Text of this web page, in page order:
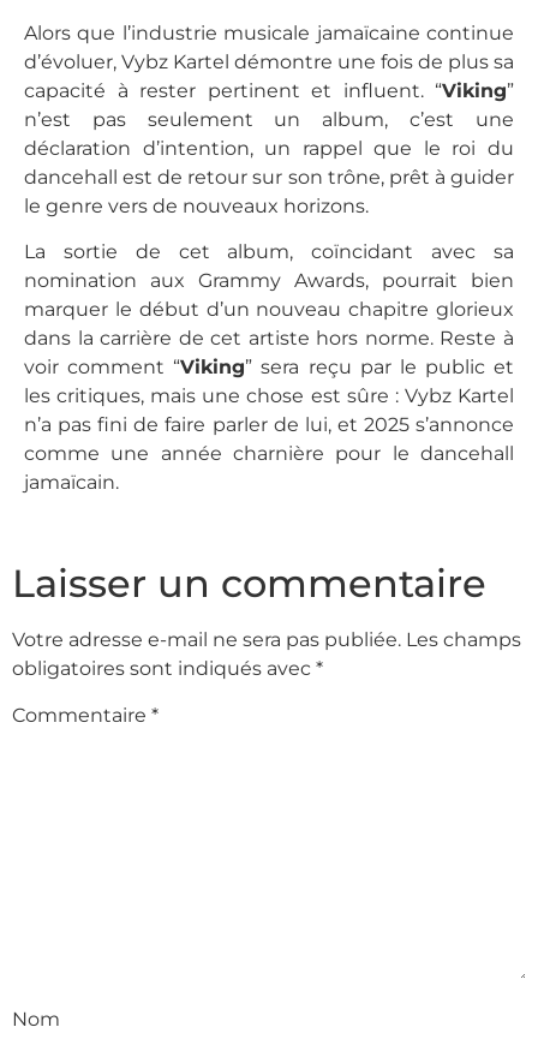
Alors que l’industrie musicale jamaïcaine continue
d’évoluer, Vybz Kartel démontre une fois de plus sa
capacité à rester pertinent et influent. “Viking”
n’est pas seulement un album, c’est une
déclaration d’intention, un rappel que le roi du
dancehall est de retour sur son trône, prêt à guider
le genre vers de nouveaux horizons.
La sortie de cet album, coïncidant avec sa
nomination aux Grammy Awards, pourrait bien
marquer le début d’un nouveau chapitre glorieux
dans la carrière de cet artiste hors norme. Reste à
voir comment “Viking” sera reçu par le public et
les critiques, mais une chose est sûre : Vybz Kartel
n’a pas fini de faire parler de lui, et 2025 s’annonce
comme une année charnière pour le dancehall
jamaïcain.
Laisser un commentaire
Votre adresse e-mail ne sera pas publiée. Les champs
obligatoires sont indiqués avec *
Commentaire *
Nom